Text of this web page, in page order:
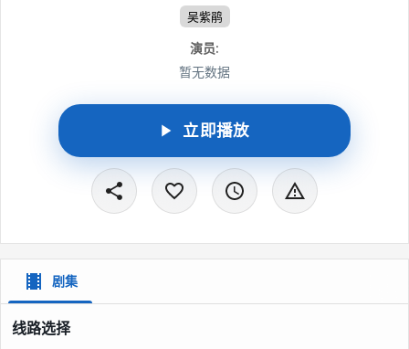
吴紫鹃
演员:
暂无数据
立即播放
剧集
线路选择